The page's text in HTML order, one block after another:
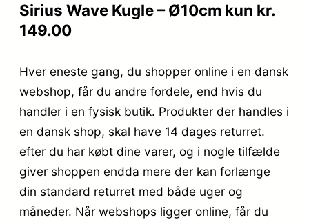
Sirius Wave Kugle – Ø10cm kun kr.
149.00
Hver eneste gang, du shopper online i en dansk
webshop, får du andre fordele, end hvis du
handler i en fysisk butik. Produkter der handles i
en dansk shop, skal have 14 dages returret.
efter du har købt dine varer, og i nogle tilfælde
giver shoppen endda mere der kan forlænge
din standard returret med både uger og
måneder. Når webshops ligger online, får du